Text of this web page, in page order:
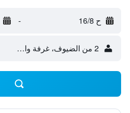
ح 16/8 -
2 من الضيوف، غرفة واحدة